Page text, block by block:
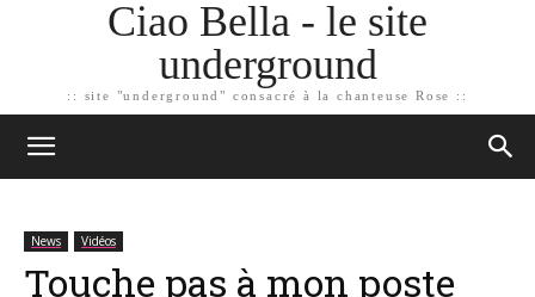
Ciao Bella - le site
underground
:: site "underground" consacré à la chanteuse Rose ::
News Vidéos
Touche pas à mon poste